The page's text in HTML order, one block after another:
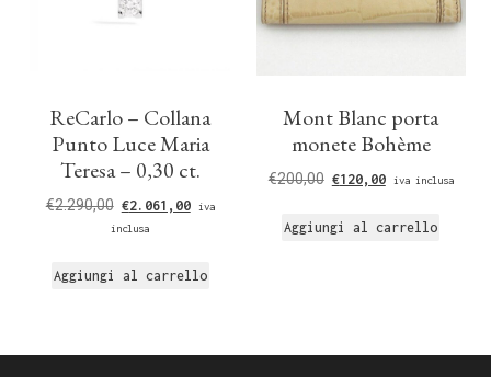
ReCarlo – Collana
Punto Luce Maria
Teresa – 0,30 ct.
€2.290,00 €2.061,00
iva
inclusa
Aggiungi al carrello
Mont Blanc porta
monete Bohème
€200,00 €120,00 iva inclusa
Aggiungi al carrello